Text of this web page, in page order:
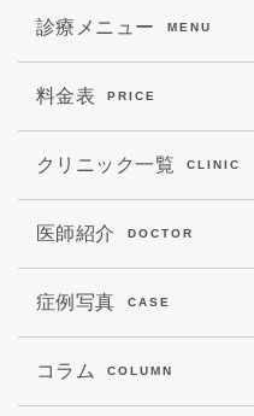
診療メニュー MENU
料金表 PRICE
クリニック一覧 CLINIC
医師紹介 DOCTOR
症例写真 CASE
コラム COLUMN